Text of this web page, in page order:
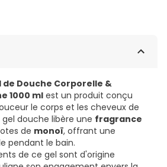
de Douche Corporelle &
1000 ml est un produit conçu
le corps et les cheveux de
douche libère une fragrance
de monoï, offrant une
pendant le bain.
de ce gel sont d'origine